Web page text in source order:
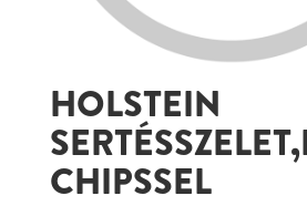
HOLSTEIN
CHIPSSEL